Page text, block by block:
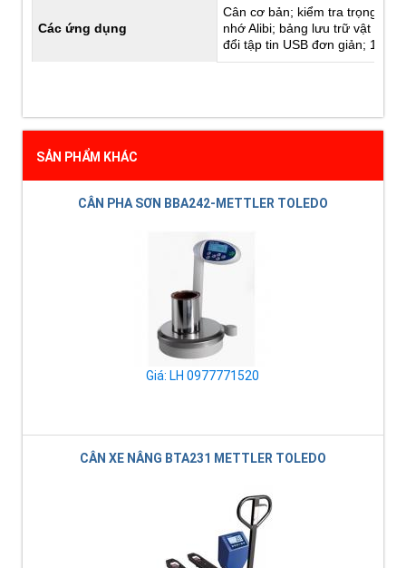
Các ứng dụng
Cân cơ bản; kiểm tra trọng
nhớ Alibi; bảng lưu trữ vật liệu
đổi tập tin USB đơn giản; 10
SẢN PHẨM KHÁC
CÂN PHA SƠN BBA242-METTLER TOLEDO
Giá: LH 0977771520
CÂN XE NÂNG BTA231 METTLER TOLEDO